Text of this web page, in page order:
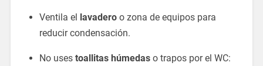
Ventila el lavaderoo zona de equipos para
reducir condensación.
No uses toallitas húmedaso trapos por el WC: